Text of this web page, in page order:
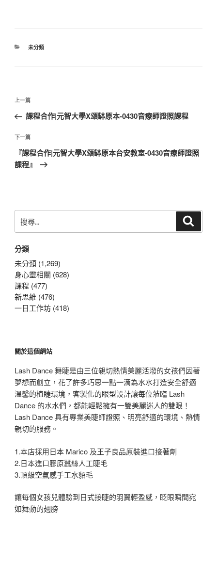
分
未分類
文
導
覽
上
一
文
章
上一篇
課程合作|元智大學X頌缽原本-0430音療師證照課程
下
一
篇
下一篇
『課程合作|元智大學X頌缽原本台安教室-0430音療師證照
課程』
尋
鍵
字:
分類
未分類 (1,269)
身心靈相關 (628)
課程 (477)
新思維 (476)
一日工作坊 (418)
關於這個網站
Lash Dance 舞睫是由三位親切熱情美麗活潑的女孩們因著
夢想而創立，花了許多巧思一點一滴為水水打造安全舒適
溫馨的植睫環境，客製化的眼型設計讓每位蒞臨 Lash
Dance 的水水們，都能輕鬆擁有一雙美麗迷人的雙眼！
Lash Dance 具有專業美睫師證照、明亮舒適的環境、熱情
親切的服務。
1.本店採用日本 Marico 及王子良品原裝進口接著劑
2.日本進口膠原蠶絲人工睫毛
3.頂級空氣感手工水貂毛
讓每個女孩兒體驗到日式接睫的羽翼輕盈感，眨眼瞬間宛
如舞動的翅膀